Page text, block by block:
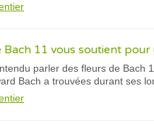
Bach 11 vous soutient
parler des fleurs de Bach
Bach a trouvées durant ses